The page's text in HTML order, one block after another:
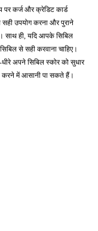
पर कर्ज और क्रेडिट कार्ड
उपयोग करना और पुराने
साथ ही, यदि आपके सिबिल
से सही करवाना चाहिए।
अपने सिबिल स्कोर को सुधार
करने में आसानी पा सकते हैं।